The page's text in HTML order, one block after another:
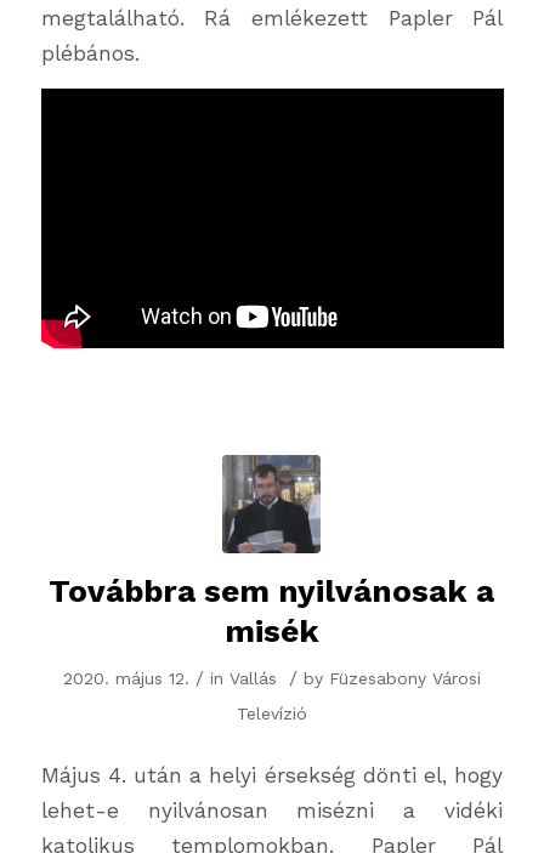
megtalálható. Rá emlékezett Papler Pál
plébános.
Továbbra sem nyilvánosak a
misék
2020. május 12. / in Vallás / by Füzesabony Városi
Televízió
Május 4. után a helyi érsekség dönti el, hogy
lehet-e nyilvánosan misézni a vidéki
katolikus templomokban. Papler Pál